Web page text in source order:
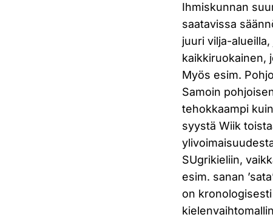
Ihmiskunnan
saatavissa
juuri vilja-
kaikkiruokainen,
Myös esim.
Samoin
tehokkaampi
syystä Wiik
SUgrikieliin,
esim. sanan
on